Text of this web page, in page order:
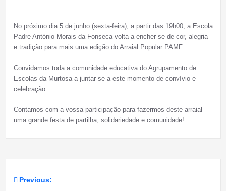
No próximo dia 5 de junho (sexta-feira), a partir das 19h00, a Escola
Padre António Morais da Fonseca volta a encher-se de cor, alegria
e tradição para mais uma edição do Arraial Popular PAMF.
Convidamos toda a comunidade educativa do Agrupamento de
Escolas da Murtosa a juntar-se a este momento de convívio e
celebração.
Contamos com a vossa participação para fazermos deste arraial
uma grande festa de partilha, solidariedade e comunidade!
Navegação
Previous: